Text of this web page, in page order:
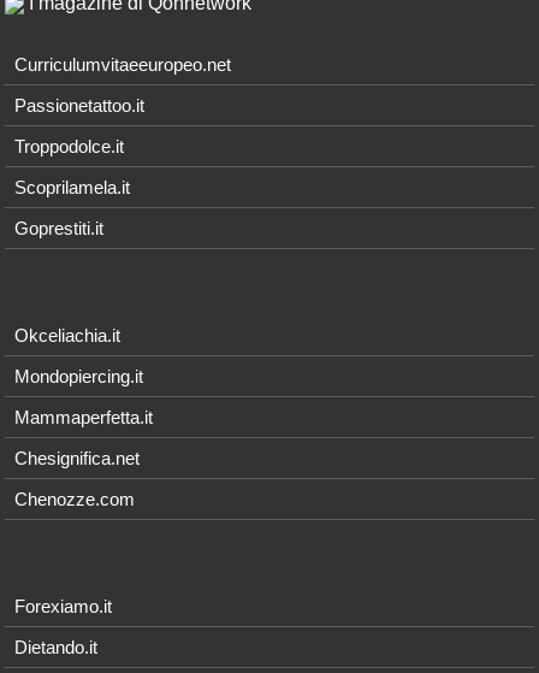
Curriculumvitaeeuropeo.net
Passionetattoo.it
Troppodolce.it
Scoprilamela.it
Goprestiti.it
Okceliachia.it
Mondopiercing.it
Mammaperfetta.it
Chesignifica.net
Chenozze.com
Forexiamo.it
Dietando.it